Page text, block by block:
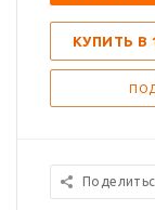
КУПИТЬ В